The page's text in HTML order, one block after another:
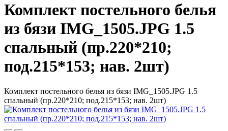
Комплект постельного белья
из бязи IMG_1505.JPG 1.5
спальный (пр.220*210;
под.215*153; нав. 2шт)
Комплект постельного белья из бязи IMG_1505.JPG 1.5
спальный (пр.220*210; под.215*153; нав. 2шт)